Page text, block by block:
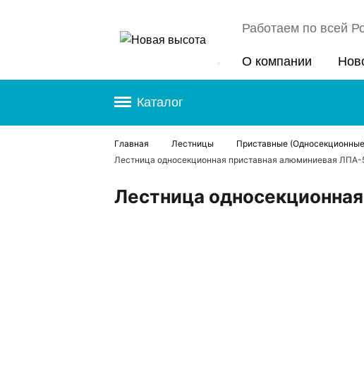
Работаем по всей
О компании
Каталог
Главная Лестницы Приставные
Лестница односекционная приставная алюминиевая ЛПА-
Лестница